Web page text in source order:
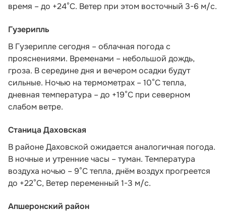
время – до +24°С. Ветер при этом восточный 3-6 м/с.
Гузерипль
В Гузерипле сегодня – облачная погода с
прояснениями. Временами – небольшой дождь,
гроза. В середине дня и вечером осадки будут
сильные. Ночью на термометрах – 10°С тепла,
дневная температура – до +19°С при северном
слабом ветре.
Станица Даховская
В районе Даховской ожидается аналогичная погода.
В ночные и утренние часы – туман. Температура
воздуха ночью – 9°С тепла, днём воздух прогреется
до +22°С, Ветер переменный 1-3 м/с.
Апшеронский район